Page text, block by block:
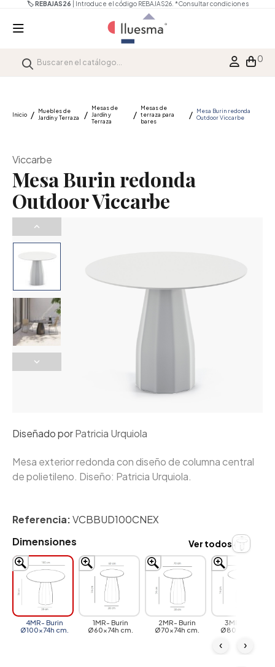
🏷️ REBAJAS26 | Introduce el código REBAJAS26. *Consultar condiciones
0
Inicio
Muebles de
Jardín y Terraza
Mesas de
Jardín y
Terraza
Mesas de
terraza para
bares
Mesa Burin redonda
Outdoor Viccarbe
Viccarbe
Mesa Burin redonda
Outdoor Viccarbe
Diseñado porPatricia Urquiola
Mesa exterior redonda con diseño de columna central
de polietileno. Diseño: Patricia Urquiola.
Referencia:VCBBUD100CNEX
Dimensiones
4MR- Burin
Ø100x74h cm.
1MR- Burin
Ø60x74h cm.
2MR- Burin
Ø70x74h cm.
3MR- Burin
Ø80x74h cm.
‹ ›
Ver todos